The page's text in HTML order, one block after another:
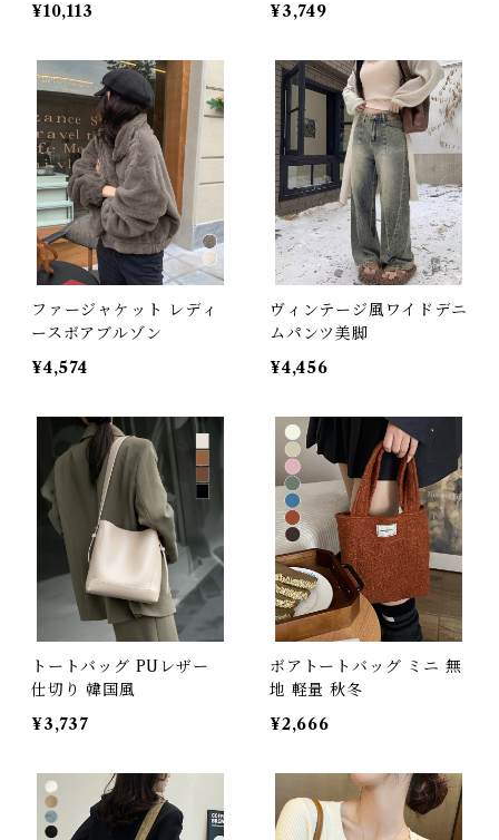
¥10,113
¥3,749
ファージャケット レディ
ースボアブルゾン
¥4,574
ヴィンテージ風ワイドデニ
ムパンツ美脚
¥4,456
トートバッグ PUレザー
仕切り 韓国風
¥3,737
ボアトートバッグ ミニ 無
地 軽量 秋冬
¥2,666